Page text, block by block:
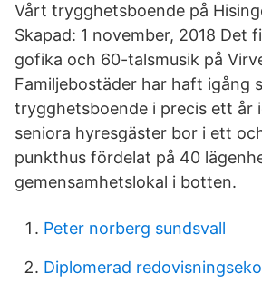
Vårt trygghetsboende på
Skapad: 1 november, 2018 Det
gofika och 60-talsmusik på
Familjebostäder har haft igång
trygghetsboende i precis ett år
seniora hyresgäster bor i ett
punkthus fördelat på 40
gemensamhetslokal i botten.
Peter norberg sundsvall
Diplomerad